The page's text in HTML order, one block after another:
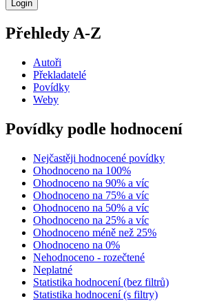
Přehledy A-Z
Autoři
Překladatelé
Povídky
Weby
Povídky podle hodnocení
Nejčastěji hodnocené povídky
Ohodnoceno na 100%
Ohodnoceno na 90% a víc
Ohodnoceno na 75% a víc
Ohodnoceno na 50% a víc
Ohodnoceno na 25% a víc
Ohodnoceno méně než 25%
Ohodnoceno na 0%
Nehodnoceno - rozečtené
Neplatné
Statistika hodnocení (bez filtrů)
Statistika hodnocení (s filtry)